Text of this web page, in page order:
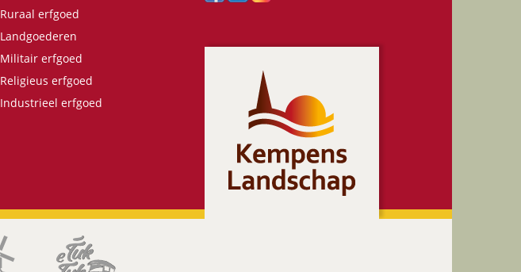
Ruraal erfgoed
Landgoederen
Militair erfgoed
Religieus erfgoed
Industrieel erfgoed